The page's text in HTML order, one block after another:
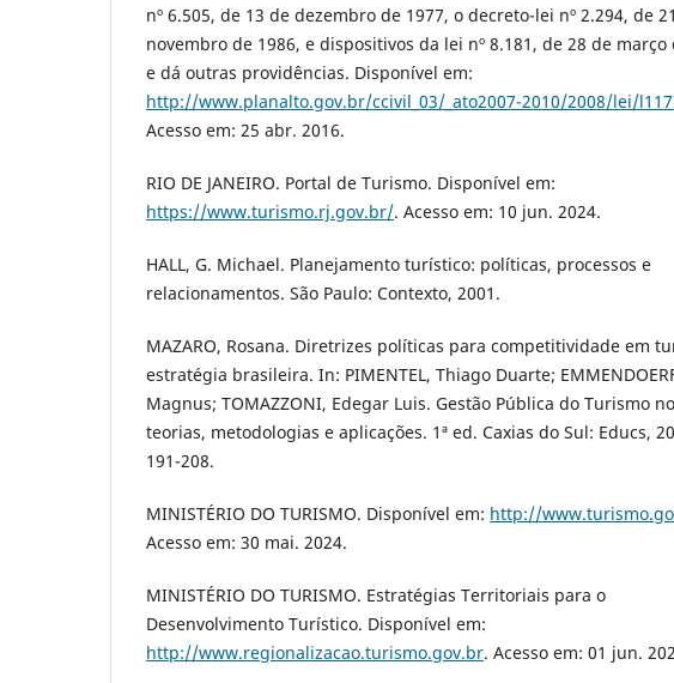
nº 6.505, de 13 de dezembro de 1977, o decreto-lei nº 2.294, de
novembro de 1986, e dispositivos da lei nº 8.181, de 28 de março
e dá outras providências. Disponível em:
http://www.planalto.gov.br/ccivil_03/_ato2007-2010/2008/lei/
Acesso em: 25 abr. 2016.
RIO DE JANEIRO. Portal de Turismo. Disponível em:
https://www.turismo.rj.gov.br/. Acesso em: 10 jun. 2024.
HALL, G. Michael. Planejamento turístico: políticas, processos e
relacionamentos. São Paulo: Contexto, 2001.
MAZARO, Rosana. Diretrizes políticas para competitividade em
estratégia brasileira. In: PIMENTEL, Thiago Duarte;
Magnus; TOMAZZONI, Edegar Luis. Gestão Pública do Turismo
teorias, metodologias e aplicações. 1ª ed. Caxias do Sul: Educs,
191-208.
MINISTÉRIO DO TURISMO. Disponível em: http://
Acesso em: 30 mai. 2024.
MINISTÉRIO DO TURISMO. Estratégias Territoriais para o
Desenvolvimento Turístico. Disponível em:
http://www.regionalizacao.turismo.gov.br. Acesso em: 01 jun.